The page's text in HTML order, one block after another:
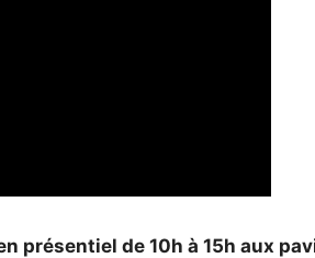
présentiel de 10h à 15h aux